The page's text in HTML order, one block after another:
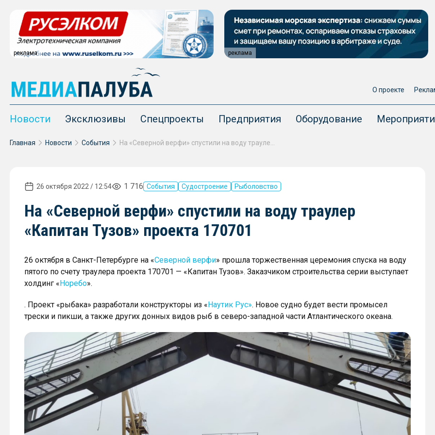
реклама реклама
О проекте
Новости Эксклюзивы Спецпроекты Предприятия Оборудование
Главная Новости События
26 октября 2022 / 12:54 1 716 События Судостроение Рыболовство
На «Северной верфи» спустили на воду траулер
«Капитан Тузов» проекта 170701
26 октября в Санкт-Петербурге на «Северной верфи» прошла торжественная церемония спуска на воду
пятого по счету траулера проекта 170701 — «Капитан Тузов». Заказчиком строительства серии выступает
холдинг «Норебо».
. Проект «рыбака» разработали конструкторы из «Наутик Рус». Новое судно будет вести промысел
трески и пикши, а также других донных видов рыб в северо-западной части Атлантического океана.